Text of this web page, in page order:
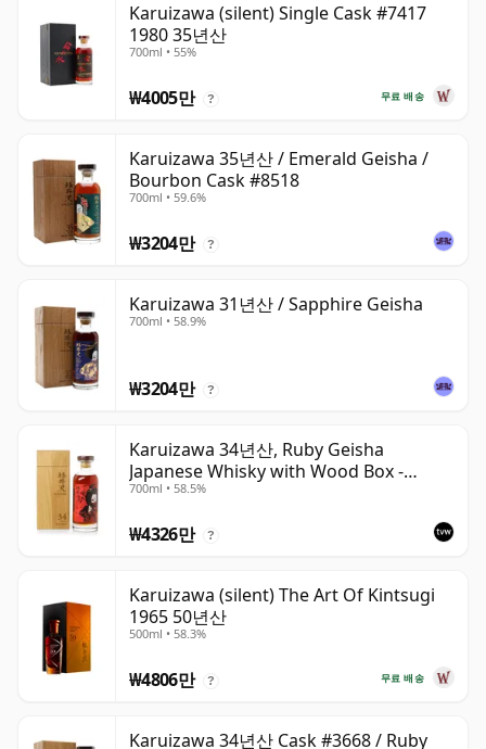
Karuizawa (silent) Single Cask #7417
1980 35년산
700ml • 55%
무료 배송
₩4005만 ?
Karuizawa 35년산 / Emerald Geisha /
Bourbon Cask #8518
700ml • 59.6%
₩3204만 ?
Karuizawa 31년산 / Sapphire Geisha
700ml • 58.9%
₩3204만 ?
Karuizawa 34년산, Ruby Geisha
Japanese Whisky with Wood Box -
Sherry Butt #3668
700ml • 58.5%
₩4326만 ?
Karuizawa (silent) The Art Of Kintsugi
1965 50년산
500ml • 58.3%
무료 배송
₩4806만 ?
Karuizawa 34년산 Cask #3668 / Ruby